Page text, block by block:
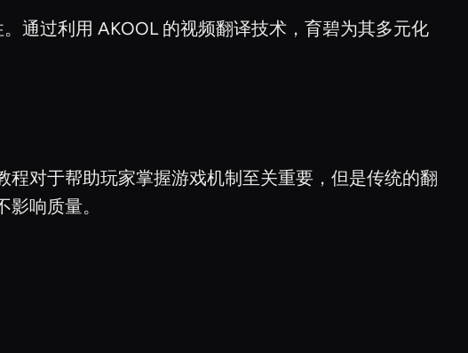
通过利用 AKOOL 的视频翻译技术，育碧为其多元化
对于帮助玩家掌握游戏机制至关重要，但是传统的翻
响质量。